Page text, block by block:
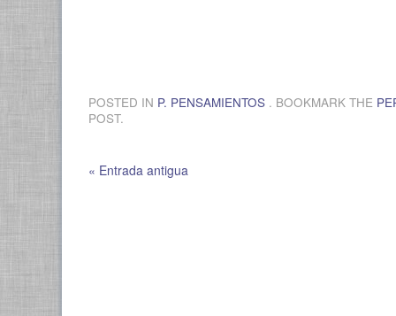
POSTED IN P. PENSAMIENTOS . BOOKMARK THE
POST.
« Entrada antigua